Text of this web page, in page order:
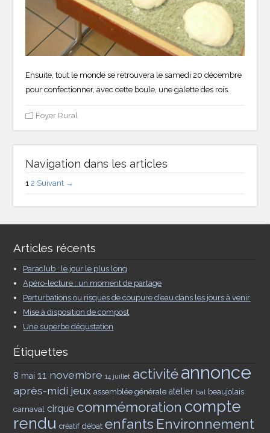
Ensuite, tout le monde se retrouvera le samedi 20 décembre
pour confectionner, avec cette boule, une galette des rois.
Foyer Rural
Navigation dans les articles
1 2 Suivant →
Articles récents
Paraclub : le jour le plus long
Apéro-lecture : un moment de partage
Perturbations ou risques de coupure d’eau dans les jours à venir
Mise à disposition de compost
Une superbe dégustation
Étiquettes
8 mai 11 novembre 14 juillet activitéannonce
après-midi jeux assemblée générale atelier bal beaujolais
carnaval cirque commémoration compte
rendu créatif débat enfants Environnement